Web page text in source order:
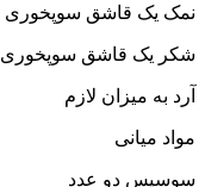
نمک یک قاشق سوپخوری
شکر یک قاشق سوپخوری
آرد به میزان لازم
مواد میانی
سوسیس دو عدد